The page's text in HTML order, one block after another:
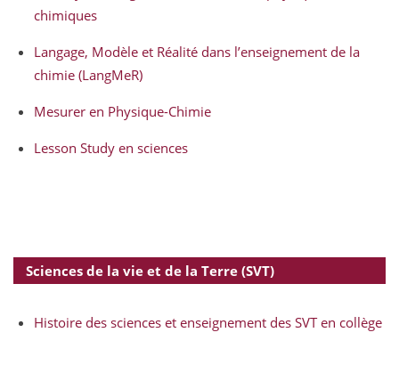
chimiques
Langage, Modèle et Réalité dans l’enseignement de la
chimie (LangMeR)
Mesurer en Physique-Chimie
Lesson Study en sciences
Sciences de la vie et de la Terre (SVT)
Histoire des sciences et enseignement des SVT en collège